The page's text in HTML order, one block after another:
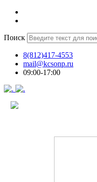
Поиск
8(812)417-4553
mail@kcsonp.ru
09:00-17:00